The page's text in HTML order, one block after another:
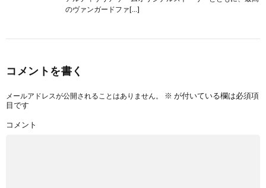
のヴァンガードファ[…]
コメントを書く
メールアドレスが公開されることはありません。 ※ が付いている欄は必須項
目です
コメント